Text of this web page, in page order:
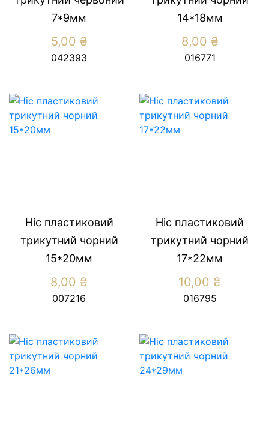
7*9мм
5,00 ₴
042393
14*18мм
8,00 ₴
016771
Ніс пластиковий
трикутний чорний
15*20мм
8,00 ₴
007216
Ніс пластиковий
трикутний чорний
17*22мм
10,00 ₴
016795